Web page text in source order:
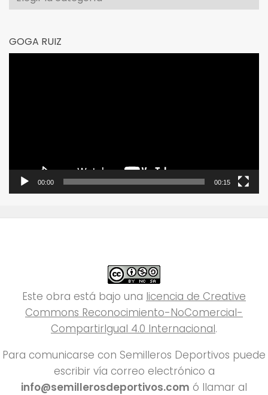
GOGA RUIZ
00:00 00:15
Este obra está bajo una licencia de Creative
Commons Reconocimiento-NoComercial-
CompartirIgual 4.0 Internacional.
Para comunicarse con Semilleros Deportivos puede
escribir vía correo electrónico a
info@semillerosdeportivos.com ó llamar al